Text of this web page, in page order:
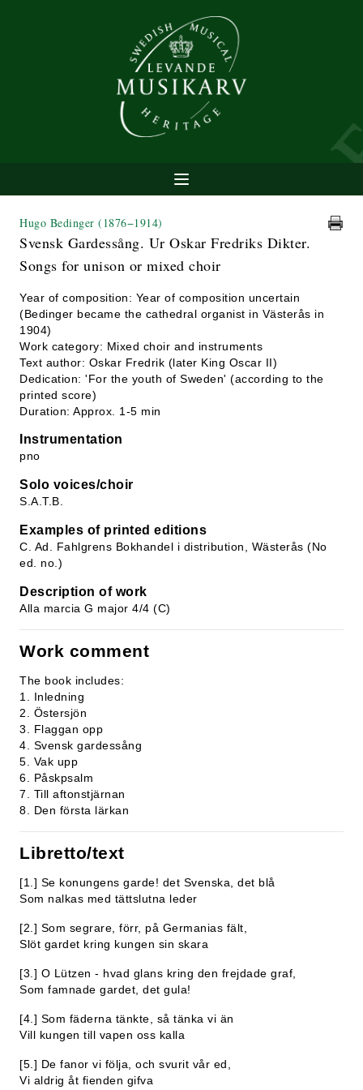
Hugo Bedinger (1876−1914)
Svensk Gardessång. Ur Oskar Fredriks Dikter.
Songs for unison or mixed choir
Year of composition: Year of composition uncertain
(Bedinger became the cathedral organist in Västerås in
1904)
Work category: Mixed choir and instruments
Text author: Oskar Fredrik (later King Oscar II)
Dedication: 'For the youth of Sweden' (according to the
printed score)
Duration: Approx. 1-5 min
Instrumentation
pno
Solo voices/choir
S.A.T.B.
Examples of printed editions
C. Ad. Fahlgrens Bokhandel i distribution, Wästerås (No
ed. no.)
Description of work
Alla marcia G major 4/4 (C)
Work comment
The book includes:
1. Inledning
2. Östersjön
3. Flaggan opp
4. Svensk gardessång
5. Vak upp
6. Påskpsalm
7. Till aftonstjärnan
8. Den första lärkan
Libretto/text
[1.] Se konungens garde! det Svenska, det blå
Som nalkas med tättslutna leder
[2.] Som segrare, förr, på Germanias fält,
Slöt gardet kring kungen sin skara
[3.] O Lützen - hvad glans kring den frejdade graf,
Som famnade gardet, det gula!
[4.] Som fäderna tänkte, så tänka vi än
Vill kungen till vapen oss kalla
[5.] De fanor vi följa, och svurit vår ed,
Vi aldrig åt fienden gifva